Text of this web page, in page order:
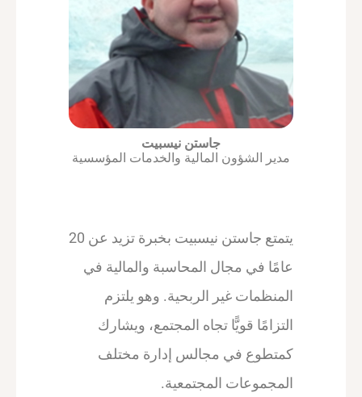
جاستن نيسبيت
مدير الشؤون المالية والخدمات المؤسسية
يتمتع جاستن نيسبيت بخبرة تزيد عن 20
عامًا في مجال المحاسبة والمالية في
المنظمات غير الربحية. وهو يلتزم
التزامًا قويًّا تجاه المجتمع، ويشارك
كمتطوع في مجالس إدارة مختلف
المجموعات المجتمعية.